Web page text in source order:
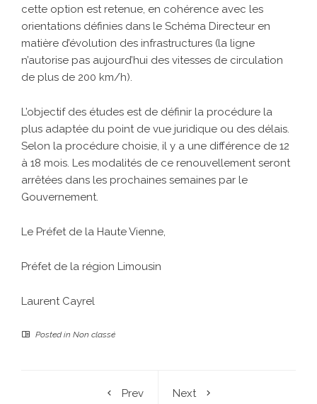
cette option est retenue, en cohérence avec les
orientations définies dans le Schéma Directeur en
matière d’évolution des infrastructures (la ligne
n’autorise pas aujourd’hui des vitesses de circulation
de plus de 200 km/h).
L’objectif des études est de définir la procédure la
plus adaptée du point de vue juridique ou des délais.
Selon la procédure choisie, il y a une différence de 12
à 18 mois. Les modalités de ce renouvellement seront
arrêtées dans les prochaines semaines par le
Gouvernement.
Le Préfet de la Haute Vienne,
Préfet de la région Limousin
Laurent Cayrel
Posted in Non classé
Prev Next